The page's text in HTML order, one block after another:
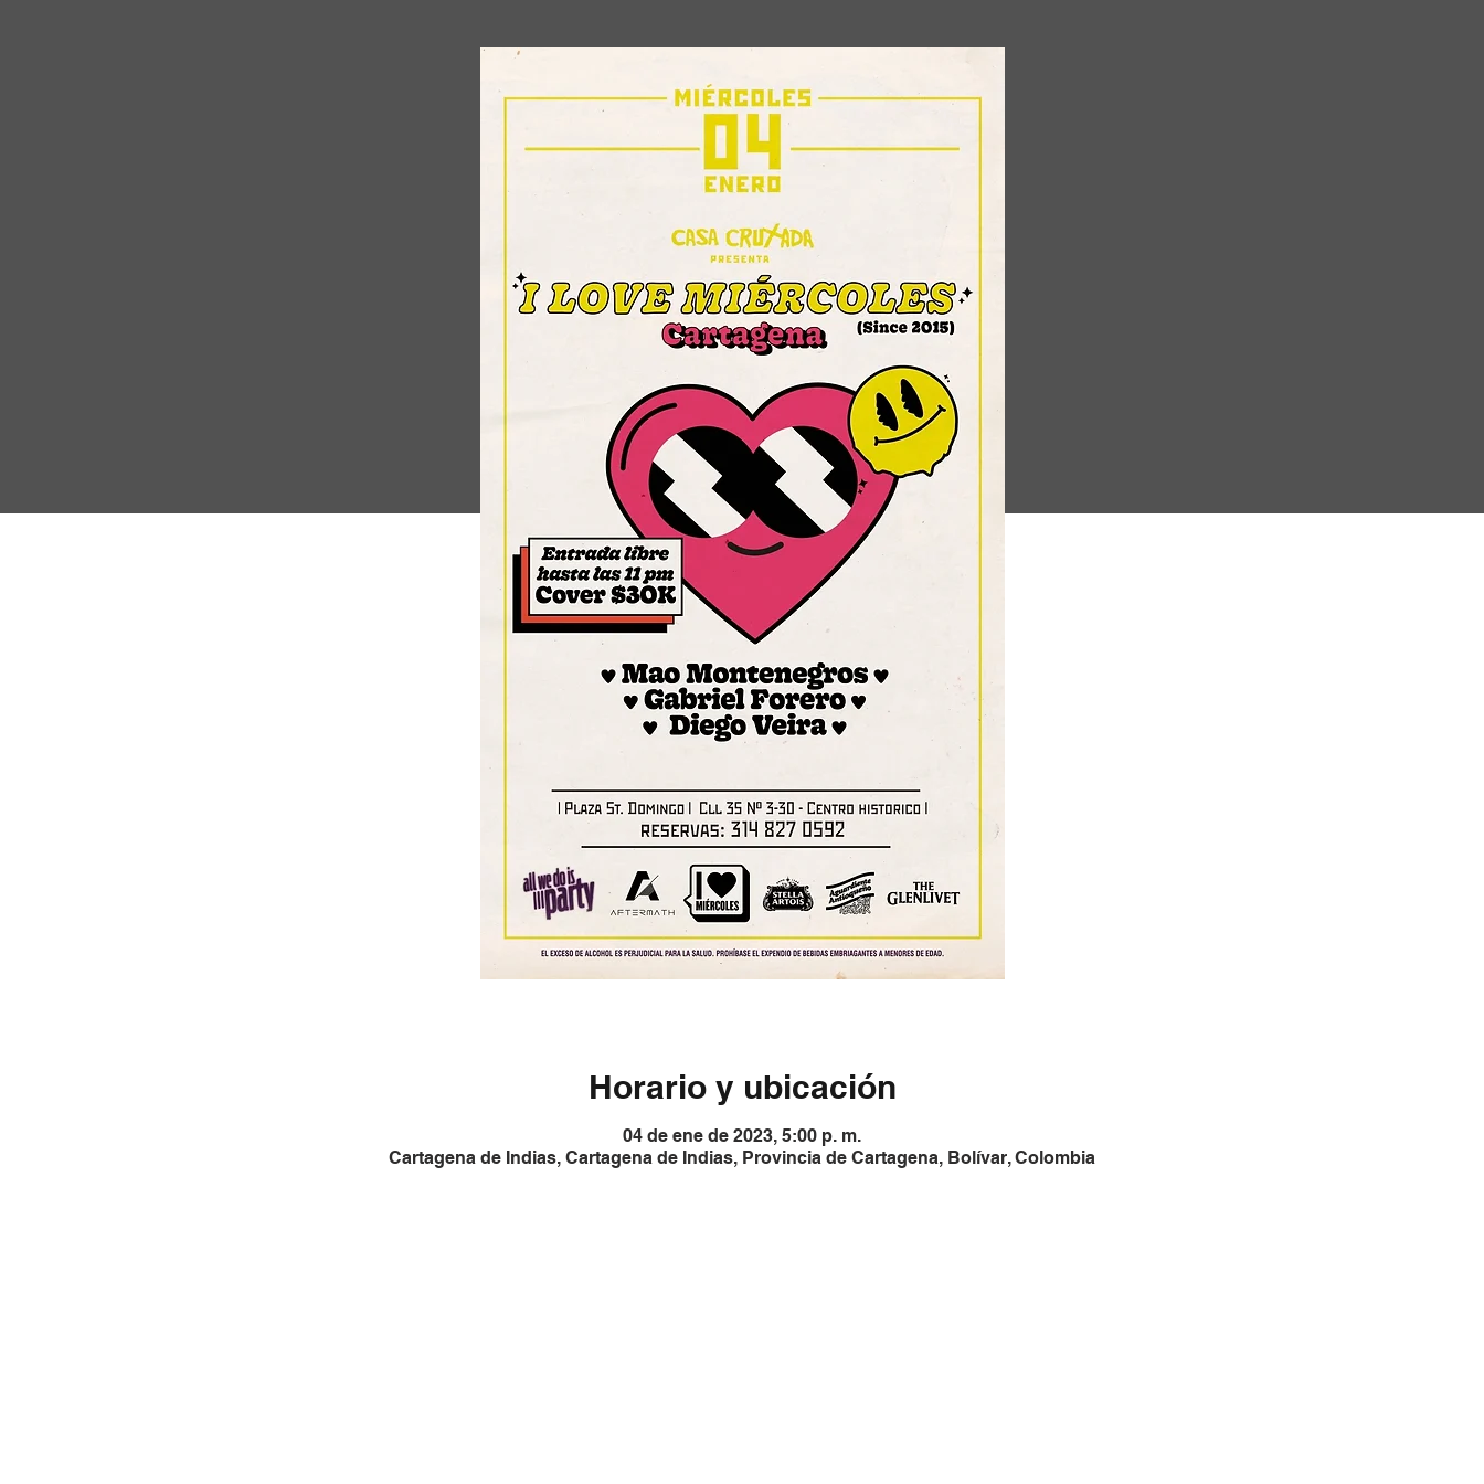
Horario y ubicación
04 de ene de 2023, 5:00 p. m.
Cartagena de Indias, Cartagena de Indias, Provincia de Cartagena, Bolívar, Colombia